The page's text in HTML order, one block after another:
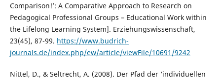
Comparison!’: A Comparative Approach to Research on
Pedagogical Professional Groups – Educational Work within
the Lifelong Learning System]. Erziehungswissenschaft,
23(45), 87-99. https://www.budrich-
journals.de/index.php/ew/article/viewFile/10691/9242
Nittel, D., & Seltrecht, A. (2008). Der Pfad der ‘individuellen